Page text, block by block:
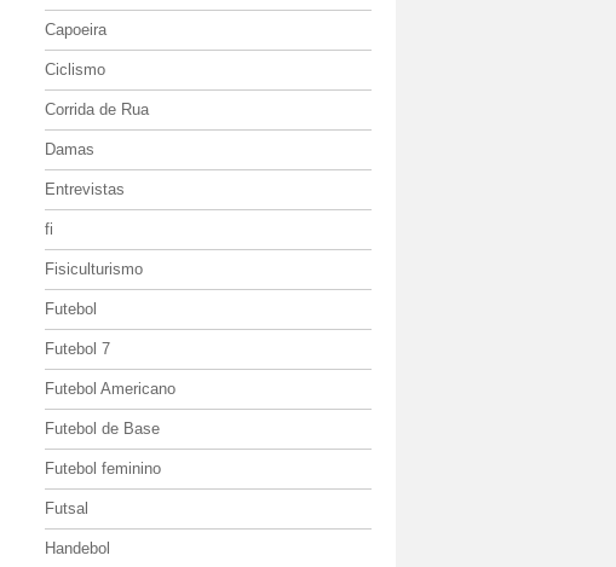
Capoeira
Ciclismo
Corrida de Rua
Damas
Entrevistas
fi
Fisiculturismo
Futebol
Futebol 7
Futebol Americano
Futebol de Base
Futebol feminino
Futsal
Handebol